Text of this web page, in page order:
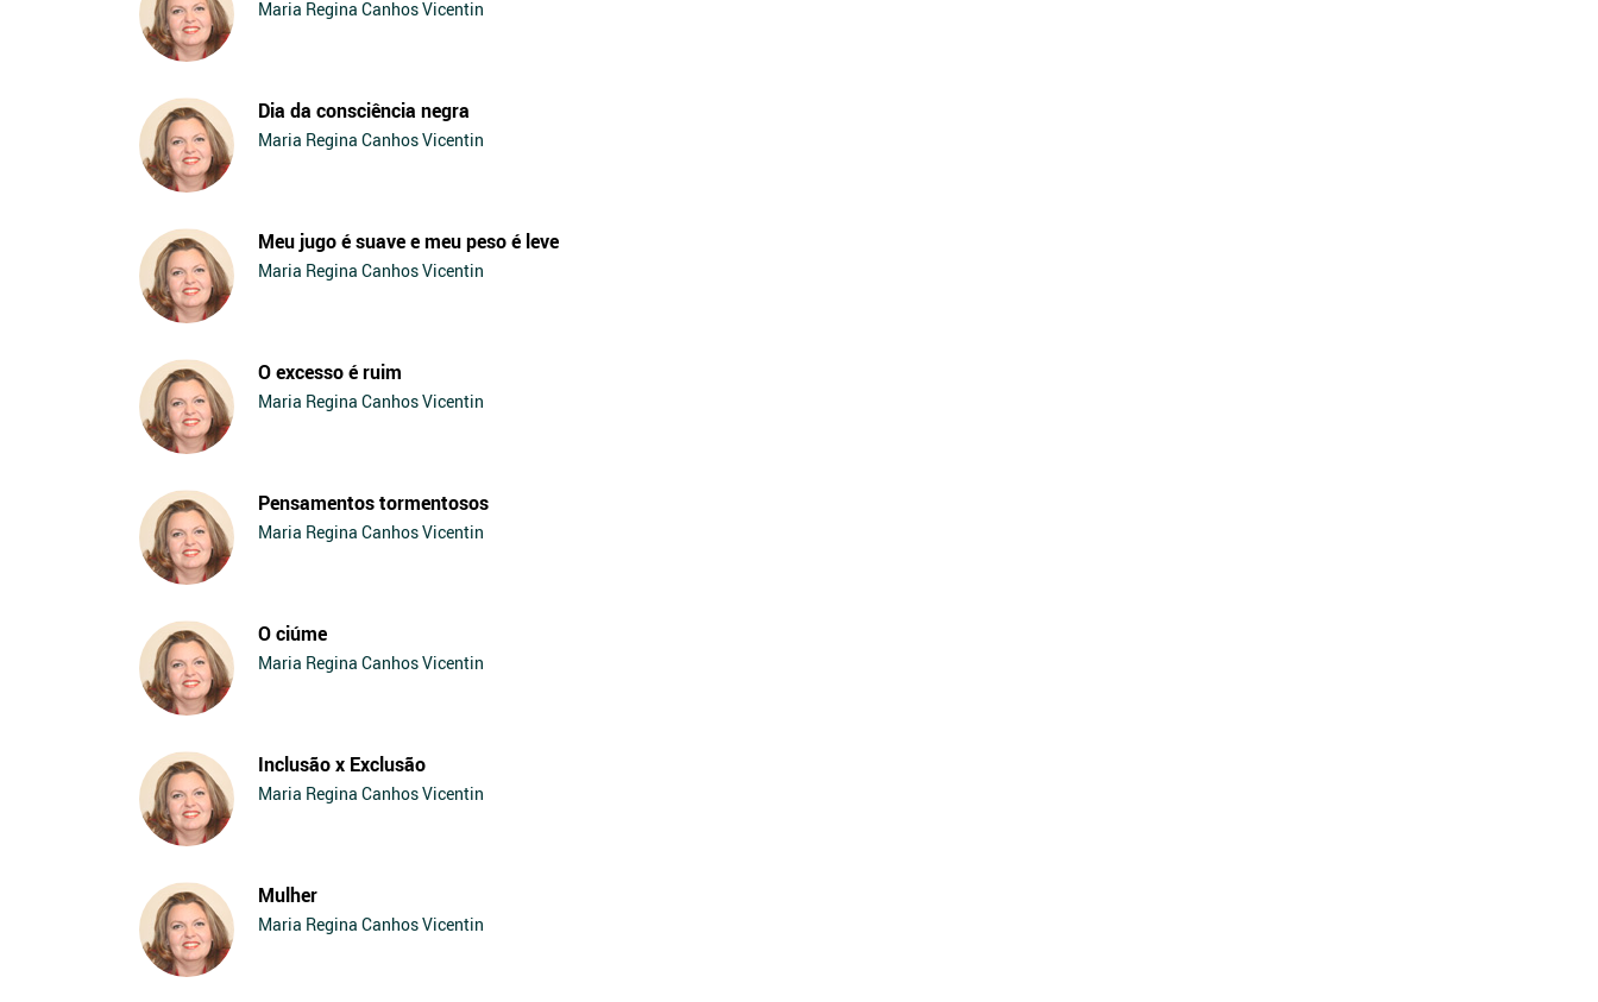
Maria Regina Canhos Vicentin
Dia da consciência negra
Maria Regina Canhos Vicentin
Meu jugo é suave e meu peso é leve
Maria Regina Canhos Vicentin
O excesso é ruim
Maria Regina Canhos Vicentin
Pensamentos tormentosos
Maria Regina Canhos Vicentin
O ciúme
Maria Regina Canhos Vicentin
Inclusão x Exclusão
Maria Regina Canhos Vicentin
Mulher
Maria Regina Canhos Vicentin